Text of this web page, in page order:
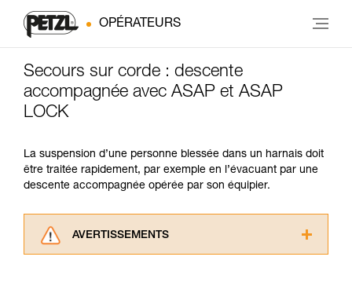
OPÉRATEURS
Secours sur corde : descente
accompagnée avec ASAP et ASAP
LOCK
La suspension d’une personne blessée dans un harnais doit
être traitée rapidement, par exemple en l’évacuant par une
descente accompagnée opérée par son équipier.
AVERTISSEMENTS